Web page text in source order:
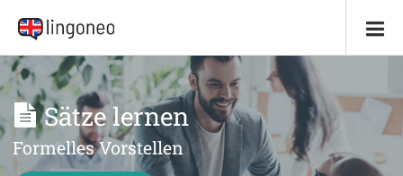
Sätze lernen
Formelles Vorstellen